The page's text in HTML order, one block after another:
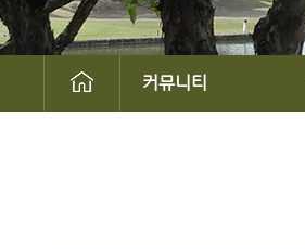
커뮤니티